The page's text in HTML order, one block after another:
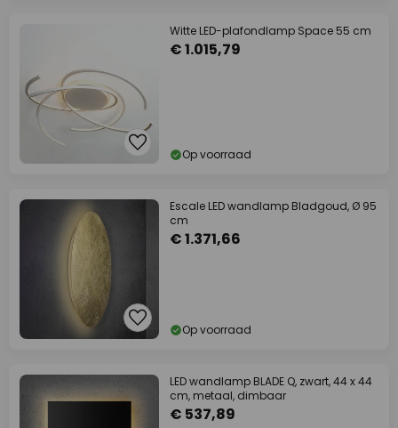
Witte LED-plafondlamp Space 55 cm
€ 1.015,79
Op voorraad
Escale LED wandlamp Bladgoud, Ø 95
cm
€ 1.371,66
Op voorraad
LED wandlamp BLADE Q, zwart, 44 x 44
cm, metaal, dimbaar
€ 537,89